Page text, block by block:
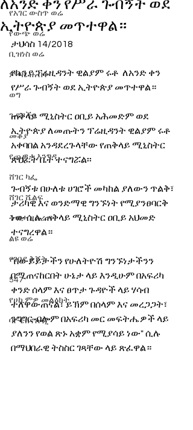
የአገር ውስጥ ወሬ
የውጭ ወሬ
ቢዝነስ ወሬ
ምጣኔ ሐብት
ወግ
ጉዳያችን
መቆያ
የጨዋታ እንግዳ
ሸገር ካፌ
ሸገር ሼልፍ
ትዝታ ዘ አራዳ
ልዩ ወሬ
የገበያ ቅኝት
547
የሀኪምዎ መልዕክት
ባዮቴክኖሎጂ
ለአንድ ቀን የሥራ ጉብኝት ወደ
ኢትዮጵያ መጥተዋል።
ታህሳስ 14/2018
የኬንያ ፕሬዚዳንት ዊልያም ሩቶ  ለአንድ ቀን
የሥራ ጉብኝት ወደ ኢትዮጵያ መጥተዋል።
ጠቅላይ ሚኒስትር ዐቢይ አሕመድም ወደ
ኢትዮጵያ ለመጡትን ፕሬዚዳንት ዊልያም ሩቶ
አቀባበል አንዳደረጉላቸው የጠቅላይ ሚኒስትር
ጽህፈት ቤት ተናግሯል፡፡
ጉብኝቱ በሁለቱ ሀገሮች መካከል ያለውን ጥልቅ፣
ታሪካዊ እና ወንድማዊ ግንኙነት የሚያንፀባርቅ
ነው ሲሉ ጠቅላይ ሚኒስትር ዐቢይ አህመድ
ተናግረዋል።
"በውይይታችን የሁለትዮሽ ግንኙነታችንን
በሚጠናከርበት ሁኔታ ላይ እንዲሁም በአፍሪካ
ቀንድ ሰላም እና ፀጥታ ጉዳዮች ላይ ሃሳብ
ተለዋውጠናል፣ ይኽም በሰላም እና መረጋጋት፣
ንግግር ብሎም በአፍሪካ መር መፍትሔዎች ላይ
ያለንን የወል ጽኑ አቋም የሚያሳይ ነው" ሲሉ
በማህበራዊ ትስስር ገጻቸው ላይ ጽፈዋል።